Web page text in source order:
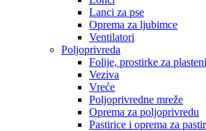
Lanci za pse
Oprema za ljubimce
Ventilatori
Poljoprivreda
Folije, prostirke za
Veziva
Vreće
Poljoprivredne mreže
Oprema za poljoprivredu
Pastirice i oprema za